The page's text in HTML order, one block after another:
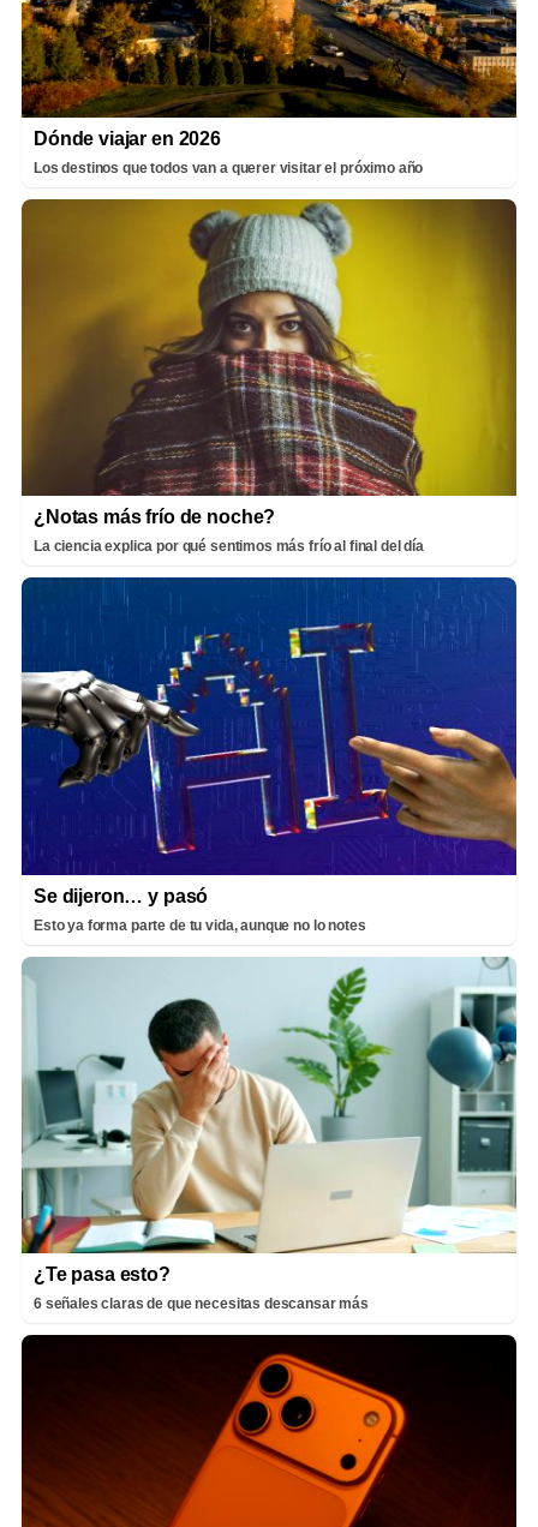
Dónde viajar en 2026
Los destinos que todos van a querer visitar el próximo año
¿Notas más frío de noche?
La ciencia explica por qué sentimos más frío al final del día
Se dijeron… y pasó
Esto ya forma parte de tu vida, aunque no lo notes
¿Te pasa esto?
6 señales claras de que necesitas descansar más